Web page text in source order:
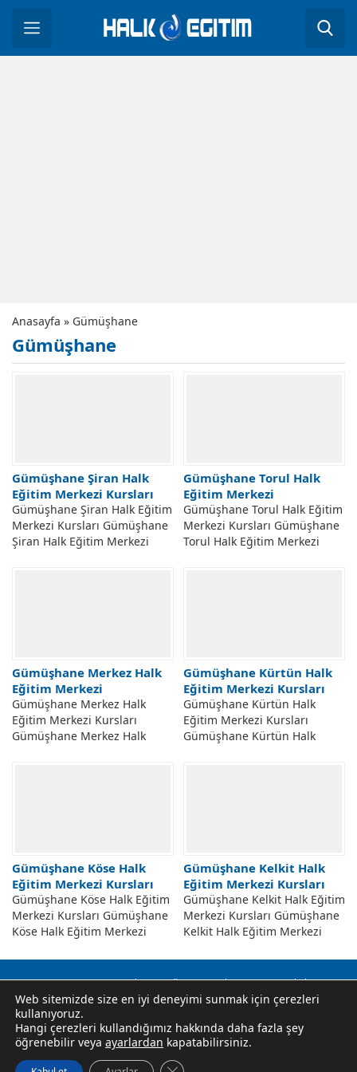
Anasayfa » Gümüşhane
Gümüşhane
Gümüşhane Şiran Halk
Eğitim Merkezi Kursları
Gümüşhane Şiran Halk Eğitim
Merkezi Kursları Gümüşhane
Şiran Halk Eğitim Merkezi
Gümüşhane Torul Halk
Eğitim Merkezi
Gümüşhane Torul Halk Eğitim
Merkezi Kursları Gümüşhane
Torul Halk Eğitim Merkezi
Gümüşhane Merkez Halk
Eğitim Merkezi
Gümüşhane Merkez Halk
Eğitim Merkezi Kursları
Gümüşhane Merkez Halk
Gümüşhane Kürtün Halk
Eğitim Merkezi Kursları
Gümüşhane Kürtün Halk
Eğitim Merkezi Kursları
Gümüşhane Kürtün Halk
Gümüşhane Köse Halk
Eğitim Merkezi Kursları
Gümüşhane Köse Halk Eğitim
Merkezi Kursları Gümüşhane
Köse Halk Eğitim Merkezi
Gümüşhane Köse Aydın
Doğan Halk Eğitim Merkezi...
Gümüşhane Kelkit Halk
Eğitim Merkezi Kursları
Gümüşhane Kelkit Halk Eğitim
Merkezi Kursları Gümüşhane
Kelkit Halk Eğitim Merkezi
Gümüşhane Kelkit Hem Halk
Eğitim Merkezi Taleplere...
Okuma Yazma Kursu Usta Öğretici Hakkında
İletişim
Gizlilik Politikası
Halk Eğitim Merkezi Kursları, E-Yaygın Kurs Başvuruları, Hem
Halk Eğitim Merkezleri İletişim Bilgileri, Ustalık, Usta Öğretici
Web sitemizde size en iyi deneyimi sunmak için çerezleri
kullanıyoruz.
Hangi çerezleri kullandığımız hakkında daha fazla şey
öğrenebilir veya ayarlardan kapatabilirsiniz.
GDPR çerez şeridini kapat